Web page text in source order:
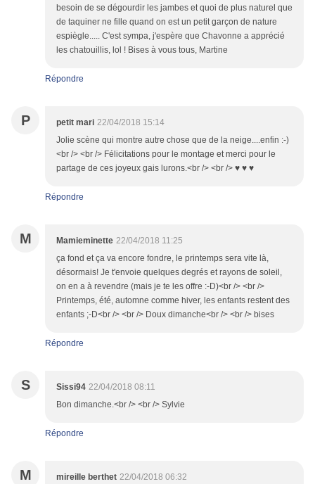
besoin de se dégourdir les jambes et quoi de plus naturel que
de taquiner ne fille quand on est un petit garçon de nature
espiègle..... C'est sympa, j'espère que Chavonne a apprécié
les chatouillis, lol ! Bises à vous tous, Martine
Répondre
P petit mari 22/04/2018 15:14
Jolie scène qui montre autre chose que de la neige....enfin :-)
<br /> <br /> Félicitations pour le montage et merci pour le
partage de ces joyeux gais lurons.<br /> <br /> ♥ ♥ ♥
Répondre
M Mamieminette 22/04/2018 11:25
ça fond et ça va encore fondre, le printemps sera vite là,
désormais! Je t'envoie quelques degrés et rayons de soleil,
on en a à revendre (mais je te les offre :-D)<br /> <br />
Printemps, été, automne comme hiver, les enfants restent des
enfants ;-D<br /> <br /> Doux dimanche<br /> <br /> bises
Répondre
S Sissi94 22/04/2018 08:11
Bon dimanche.<br /> <br /> Sylvie
Répondre
M mireille berthet 22/04/2018 06:32